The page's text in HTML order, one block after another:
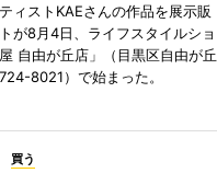
ィストKAEさんの作品を展示販
が8月4日、ライフスタイルショ
自由が丘店」（目黒区自由が丘
8021）で始まった。
買う